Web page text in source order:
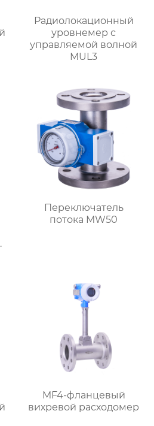
Радиолокационный
уровнемер с
управляемой волной
MUL3
Переключатель
потока MW50
MF4-фланцевый
вихревой расходомер